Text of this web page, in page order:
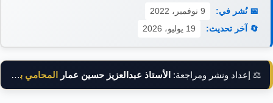
📅 نُشر في:
9 نوفمبر، 2022
🔄 آخر تحديث:
19 يوليو، 2026
⚖️ إعداد ونشر ومراجعة: الأستاذ عبدالعزيز حسين عمار المحامي بالنقض